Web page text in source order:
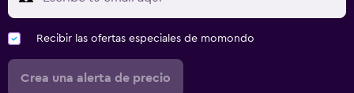
Recibir las ofertas especiales de momondo
Crea una alerta de precio